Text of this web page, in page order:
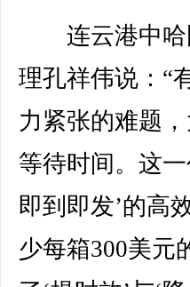
连云港中哈
理孔祥伟说：“
力紧张的难题
等待时间。这
即到即发’的高
少每箱300美元